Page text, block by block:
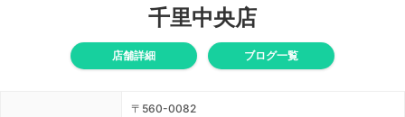
千里中央店
店舗詳細 ブログ一覧
〒560-0082